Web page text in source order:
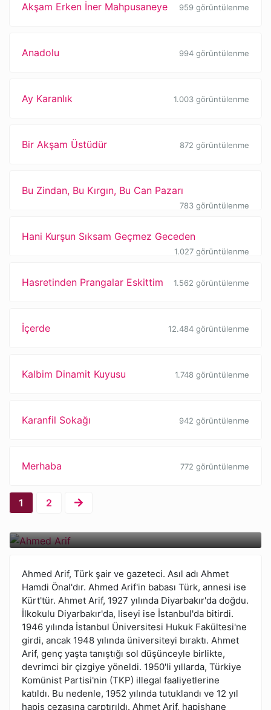
Akşam Erken İner Mahpusaneye 959 görüntülenme
Anadolu 994 görüntülenme
Ay Karanlık 1.003 görüntülenme
Bir Akşam Üstüdür 872 görüntülenme
Bu Zindan, Bu Kırgın, Bu Can Pazarı
783 görüntülenme
Hani Kurşun Sıksam Geçmez Geceden
1.027 görüntülenme
Hasretinden Prangalar Eskittim 1.562 görüntülenme
İçerde 12.484 görüntülenme
Kalbim Dinamit Kuyusu 1.748 görüntülenme
Karanfil Sokağı 942 görüntülenme
Merhaba 772 görüntülenme
1 2
Ahmed Arif, Türk şair ve gazeteci. Asıl adı Ahmet
Hamdi Önal'dır. Ahmed Arif'in babası Türk, annesi ise
Kürt'tür. Ahmet Arif, 1927 yılında Diyarbakır'da doğdu.
İlkokulu Diyarbakır'da, liseyi ise İstanbul'da bitirdi.
1946 yılında İstanbul Üniversitesi Hukuk Fakültesi'ne
girdi, ancak 1948 yılında üniversiteyi bıraktı. Ahmet
Arif, genç yaşta tanıştığı sol düşünceyle birlikte,
devrimci bir çizgiye yöneldi. 1950'li yıllarda, Türkiye
Komünist Partisi'nin (TKP) illegal faaliyetlerine
katıldı. Bu nedenle, 1952 yılında tutuklandı ve 12 yıl
hapis cezasına çarptırıldı. Ahmet Arif, hapishane